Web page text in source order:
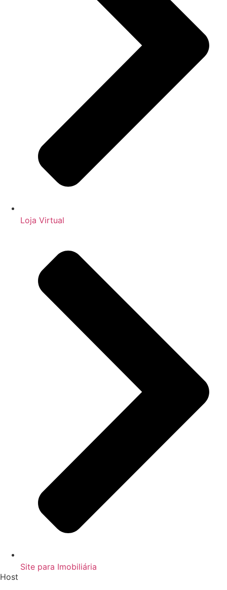
Loja Virtual
Site para Imobiliária
Host